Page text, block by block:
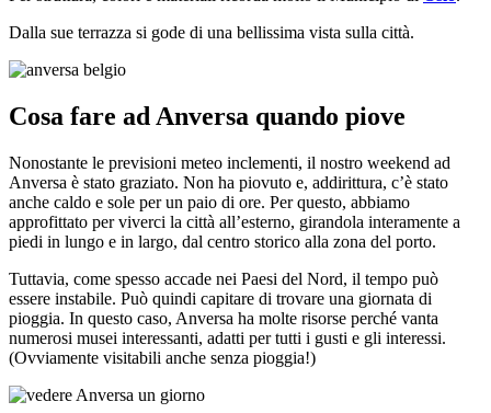
Dalla sue terrazza si gode di una bellissima vista sulla città.
Cosa fare ad Anversa quando piove
Nonostante le previsioni meteo inclementi, il nostro weekend ad
Anversa è stato graziato. Non ha piovuto e, addirittura, c’è stato
anche caldo e sole per un paio di ore. Per questo, abbiamo
approfittato per viverci la città all’esterno, girandola interamente a
piedi in lungo e in largo, dal centro storico alla zona del porto.
Tuttavia, come spesso accade nei Paesi del Nord, il tempo può
essere instabile. Può quindi capitare di trovare una giornata di
pioggia. In questo caso, Anversa ha molte risorse perché vanta
numerosi musei interessanti, adatti per tutti i gusti e gli interessi.
(Ovviamente visitabili anche senza pioggia!)